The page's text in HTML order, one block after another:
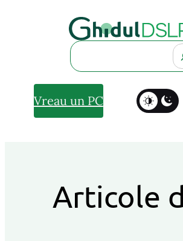
Search
Vreau un PC
Articole